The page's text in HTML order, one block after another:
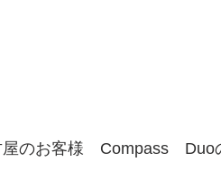
のお客様　Compass　Duo